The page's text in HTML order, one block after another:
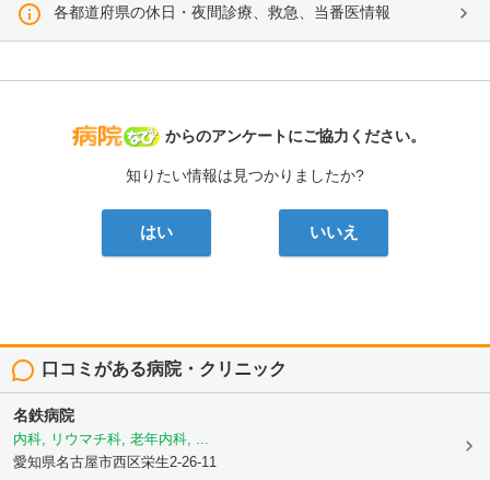
各都道府県の休日・夜間診療、救急、当番医情報
病院なび
からのアンケートにご協力ください。
知りたい情報は見つかりましたか?
はい いいえ
口コミがある病院・クリニック
名鉄病院
内科, リウマチ科, 老年内科, ...
愛知県名古屋市西区栄生2-26-11